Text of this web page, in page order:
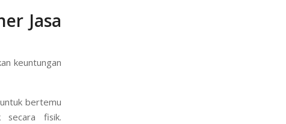
Jasa
keuntungan
bertemu
secara fisik.